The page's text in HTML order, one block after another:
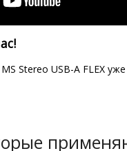
MS Stereo USB-A FLEX